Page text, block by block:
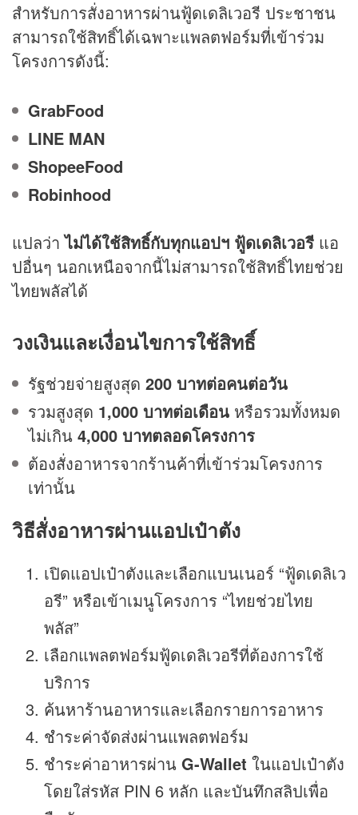
สำหรับการสั่งอาหารผ่านฟู้ดเดลิเวอรี ประชาชน
สามารถใช้สิทธิ์ได้เฉพาะแพลตฟอร์มที่เข้าร่วม
โครงการดังนี้:
GrabFood
LINE MAN
ShopeeFood
Robinhood
แปลว่าไม่ได้ใช้สิทธิ์กับทุกแอปฯ ฟู้ดเดลิเวอรี แอ
ปอื่นๆ นอกเหนือจากนี้ไม่สามารถใช้สิทธิ์ไทยช่วย
ไทยพลัสได้
วงเงินและเงื่อนไขการใช้สิทธิ์
รัฐช่วยจ่ายสูงสุด 200 บาทต่อคนต่อวัน
รวมสูงสุด 1,000 บาทต่อเดือน หรือรวมทั้งหมด
ไม่เกิน 4,000 บาทตลอดโครงการ
ต้องสั่งอาหารจากร้านค้าที่เข้าร่วมโครงการ
เท่านั้น
วิธีสั่งอาหารผ่านแอปเป๋าตัง
เปิดแอปเป๋าตังและเลือกแบนเนอร์ “ฟู้ดเดลิเว
อรี” หรือเข้าเมนูโครงการ “ไทยช่วยไทย
พลัส”
เลือกแพลตฟอร์มฟู้ดเดลิเวอรีที่ต้องการใช้
บริการ
ค้นหาร้านอาหารและเลือกรายการอาหาร
ชำระค่าจัดส่งผ่านแพลตฟอร์ม
ชำระค่าอาหารผ่าน G-Wallet ในแอปเป๋าตัง
โดยใส่รหัส PIN 6 หลัก และบันทึกสลิปเพื่อ